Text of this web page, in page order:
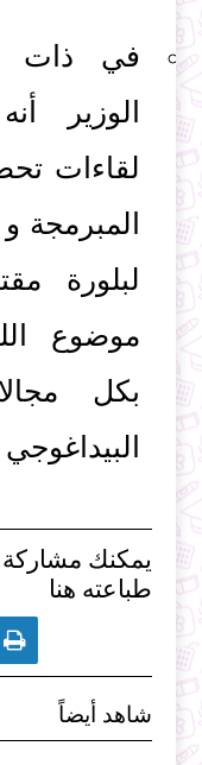
في ذات
الوزير
لقاءات
المبرمجة
لبلورة
موضوع
بكل
يمكنك مشاركة
طباعته هنا

شاهد أيضاً